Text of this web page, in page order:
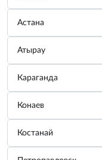
Астана
Атырау
Караганда
Конаев
Костанай
Лампа
8GM002091-
Бренд:AUTOPROFI